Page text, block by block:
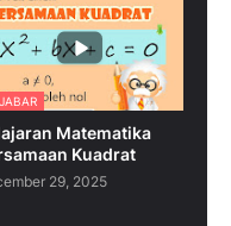
Matematika
Kuadrat
29, 2025